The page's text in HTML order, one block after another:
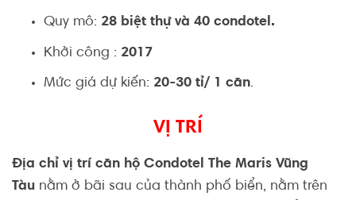
Quy mô: 28 biệt thự và 40 condotel.
Khởi công : 2017
Mức giá dự kiến: 20-30 tỉ/ 1 căn.
VỊ TRÍ
Địa chỉ vị trí căn hộ Condotel The Maris Vũng
Tàu nằm ở bãi sau của thành phố biển, nằm trên